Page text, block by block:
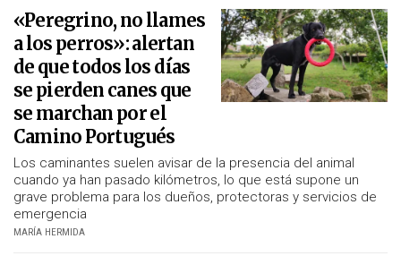
«Peregrino, no llames
a los perros»: alertan
de que todos los días
se pierden canes que
se marchan por el
Camino Portugués
Los caminantes suelen avisar de la presencia del animal
cuando ya han pasado kilómetros, lo que está supone un
grave problema para los dueños, protectoras y servicios de
emergencia
MARÍA HERMIDA